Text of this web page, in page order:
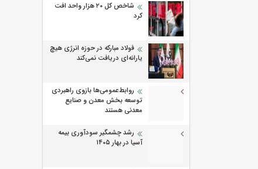
شاخص کل ۲۰ هزار واحد افت
کرد
فولاد مبارکه در حوزه انرژی هیچ
یارانه‌ای دریافت نمی‌کند
روابط‌‌عمومی‌ها بازوی راهبردی
توسعه بخش معدن و صنایع
معدنی هستند
رشد چشمگیر سودآوری بیمه
آسیا در بهار ۱۴۰۵